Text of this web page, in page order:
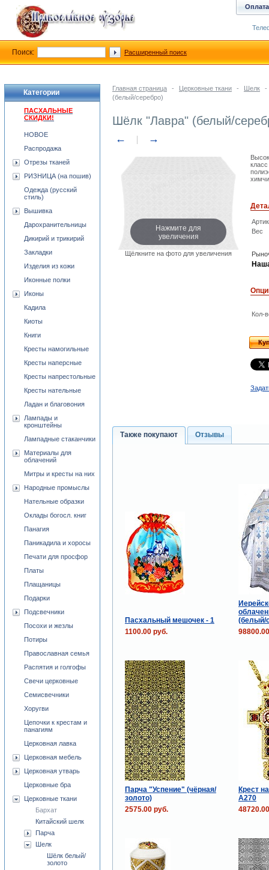
Главная страница - Церковные ткани - Шелк
-
(белый/серебро)
Шёлк "Лавра" (белый/
← →
Нажмите для
увеличения
Щёлкните на фото для увеличения
Вес
Кол-
Также покупают Отзывы
Пасхальный мешочек - 1
(белый/
1100.00 руб.
Парча "Успение" (чёрная/
золото)
Крест
А270
2575.00 руб.
Категории
ПАСХАЛЬНЫЕ
СКИДКИ!
НОВОЕ
Распродажа
Отрезы тканей
РИЗНИЦА (на пошив)
Одежда (русский
стиль)
Вышивка
Дарохранительницы
Дикирий и трикирий
Закладки
Изделия из кожи
Иконные полки
Иконы
Кадила
Киоты
Книги
Кресты намогильные
Кресты наперсные
Кресты напрестольные
Кресты нательные
Ладан и благовония
Лампады и
кронштейны
Лампадные стаканчики
Материалы для
облачений
Митры и кресты на них
Народные промыслы
Нательные образки
Оклады богосл. книг
Панагия
Паникадила и хоросы
Печати для просфор
Платы
Плащаницы
Подарки
Подсвечники
Посохи и жезлы
Потиры
Православная семья
Распятия и голгофы
Свечи церковные
Семисвечники
Хоругви
Цепочки к крестам и
панагиям
Церковная лавка
Церковная мебель
Церковная утварь
Церковные бра
Церковные ткани
Бархат
Китайский шелк
Парча
Шелк
Шёлк белый/
золото
Оплата
Поиск: Расширенный поиск